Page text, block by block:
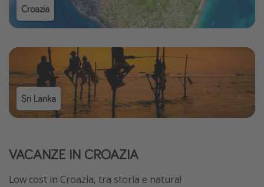
Croazia
Sri Lanka
VACANZE IN CROAZIA
Low cost in Croazia, tra storia e natura!